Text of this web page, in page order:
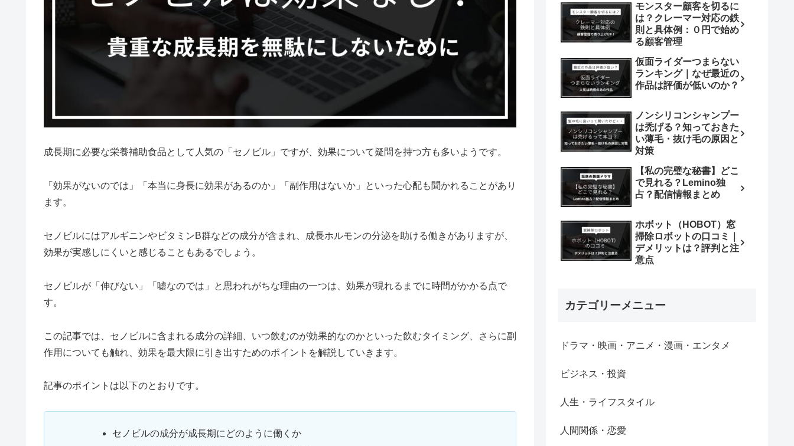
成長期に必要な栄養補助食品として人気の「セノビル」ですが、効果について疑問を持つ方も多いようです。
「効果がないのでは」「本当に身長に効果があるのか」「副作用はないか」といった心配も聞かれることがあり
ます。
セノビルにはアルギニンやビタミンB群などの成分が含まれ、成長ホルモンの分泌を助ける働きがありますが、
効果が実感しにくいと感じることもあるでしょう。
セノビルが「伸びない」「嘘なのでは」と思われがちな理由の一つは、効果が現れるまでに時間がかかる点で
す。
この記事では、セノビルに含まれる成分の詳細、いつ飲むのが効果的なのかといった飲むタイミング、さらに副
作用についても触れ、効果を最大限に引き出すためのポイントを解説していきます。
記事のポイントは以下のとおりです。
セノビルの成分が成長期にどのように働くか
モンスター顧客を切るに
は？クレーマー対応の鉄
則と具体例：０円で始め
る顧客管理
仮面ライダーつまらない
ランキング｜なぜ最近の
作品は評価が低いのか？
ノンシリコンシャンプー
は禿げる？知っておきた
い薄毛・抜け毛の原因と
対策
【私の完璧な秘書】どこ
で見れる？Lemino独
占？配信情報まとめ
ホボット（HOBOT）窓
掃除ロボットの口コミ｜
デメリットは？評判と注
意点
カテゴリーメニュー
ドラマ・映画・アニメ・漫画・エンタメ
ビジネス・投資
人生・ライフスタイル
人間関係・恋愛